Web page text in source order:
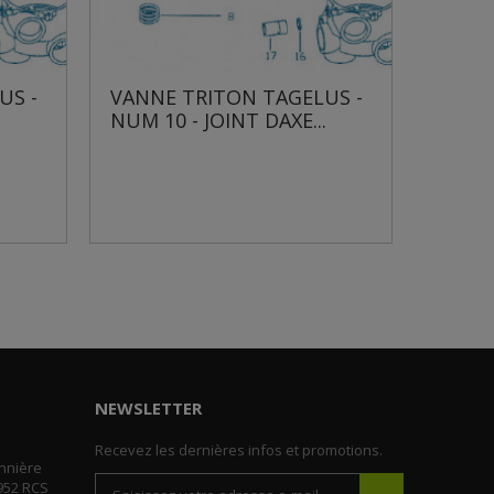
TRITON TAGELUS -
- JOINT DAXE...
VANNE TRITON
NUM 12 - JOINT...
RCS
NEWSLETTER
Recevez les dernières infos et promotions.